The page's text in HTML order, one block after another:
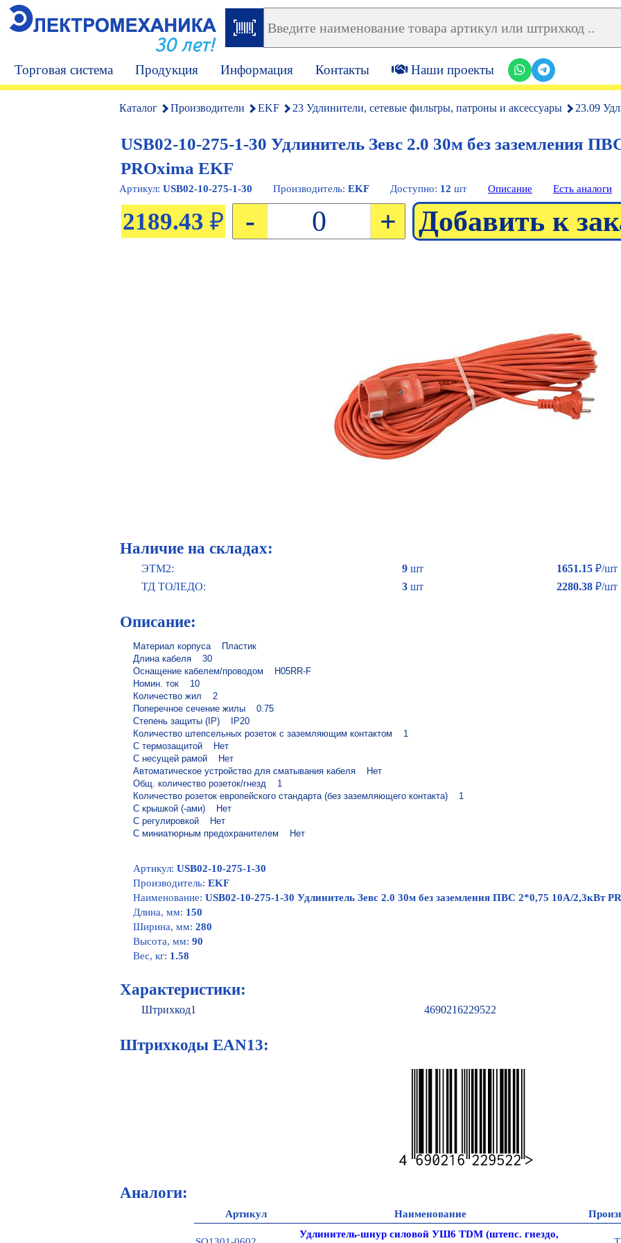
30 лет!
Торговая система Продукция Информация Контакты Наши проекты
Каталог Производители EKF 23 Удлинители, сетевые фильтры, патроны и аксессуары 23.09
USB02-10-275-1-30 Удлинитель Зевс 2.0 30м без заземления
PROxima EKF
Артикул: USB02-10-275-1-30 Производитель: EKF Доступно: 12 шт Описание Есть аналоги
2189.43 ₽ - +
Наличие на складах:
ЭТМ2: 9 шт 1651.15 ₽/шт
ТД ТОЛЕДО:
3 шт 2280.38 ₽/шт
Описание:
Материал корпуса    Пластик
Длина кабеля    30
Оснащение кабелем/проводом    H05RR-F
Номин. ток    10
Количество жил    2
Поперечное сечение жилы    0.75
Степень защиты (IP)    IP20
Количество штепсельных розеток с заземляющим контактом    1
С термозащитой    Нет
С несущей рамой    Нет
Автоматическое устройство для сматывания кабеля    Нет
Общ. количество розеток/гнезд    1
Количество розеток европейского стандарта (без заземляющего контакта)    1
С крышкой (-ами)    Нет
С регулировкой    Нет
С миниатюрным предохранителем    Нет
Артикул: USB02-10-275-1-30
Производитель: EKF
Наименование: USB02-10-275-1-30 Удлинитель Зевс 2.0 30м без заземления ПВС 2*0,75 10А/2,3кВт
Длина, мм: 150
Ширина, мм: 280
Высота, мм: 90
Вес, кг: 1.58
Характеристики:
Штрихкод1 4690216229522
Штрихкоды EAN13:
Аналоги:
Артикул Наименование
Удлинитель-шнур силовой УШ6 TDM (штепс. гнездо,